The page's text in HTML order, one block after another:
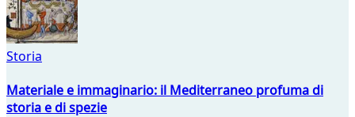
Storia
Materiale e immaginario: il Mediterraneo profuma di
storia e di spezie